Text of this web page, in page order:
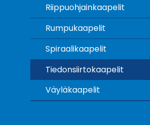
Riippuohjainkaapelit
Rumpukaapelit
Spiraalikaapelit
Tiedonsiirtokaapelit
Väyläkaapelit